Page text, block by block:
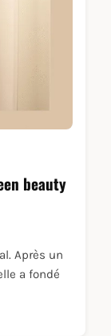
beauty
Après un
a fondé